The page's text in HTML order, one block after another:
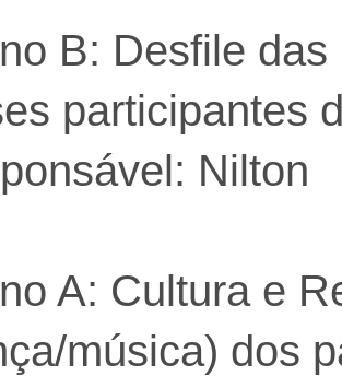
B: Desfile
participantes
Nilton
A: Cultura e
música) dos